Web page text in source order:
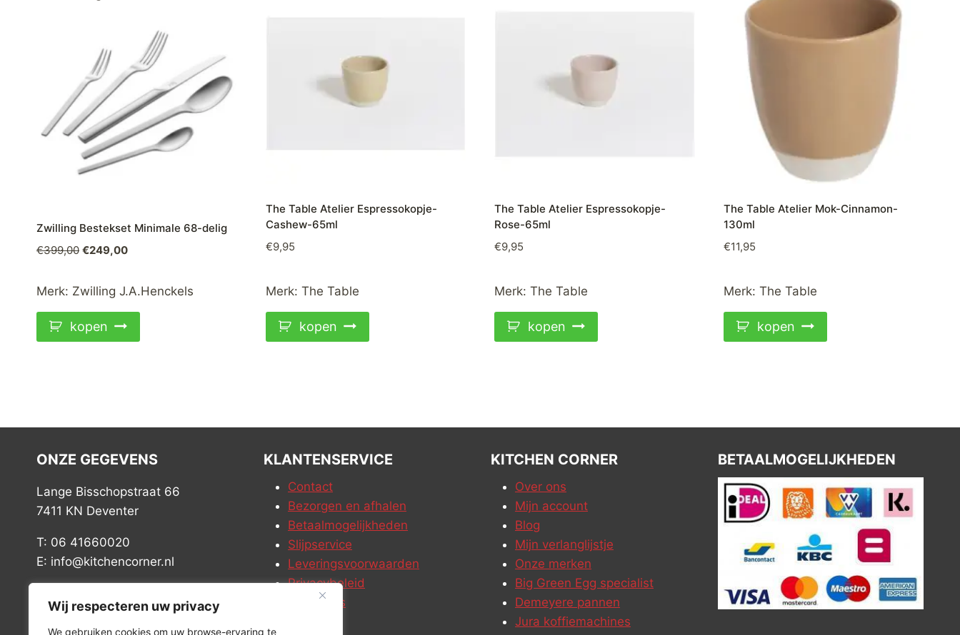
Wij respecteren uw privacy
We gebruiken cookies om uw browse-ervaring te
Zwilling Bestekset Minimale 68-delig
€399,00 Oorspronkelijke
was:
€399,00.
€249,00Huidige
is:
Merk: Zwilling J.A.Henckels
kopen
The Table Atelier Espressokopje-
Cashew-65ml
€9,95
Merk: The Table
kopen
The Table Atelier Espressokopje-
Rose-65ml
€9,95
Merk: The Table
kopen
The Table Atelier Mok-Cinnamon-
130ml
€11,95
Merk: The Table
kopen
ONZE GEGEVENS
Lange Bisschopstraat 66
7411 KN Deventer
T: 06 41660020
E: info@kitchencorner.nl
BTW: NL868888989B01
KLANTENSERVICE
Contact
Bezorgen en afhalen
Betaalmogelijkheden
Slijpservice
Leveringsvoorwaarden
Privacybeleid
Vacatures
KITCHEN CORNER
Over ons
Mijn account
Blog
Mijn verlanglijstje
Onze merken
Big Green Egg specialist
Demeyere pannen
Jura koffiemachines
BETAALMOGELIJKHEDEN